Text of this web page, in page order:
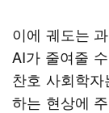
이에 궤도는
AI가 줄여줄
찬호 사회학
하는 현상에